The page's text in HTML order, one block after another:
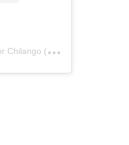
U
na publicación compartida por Chilango (@chilangocom)